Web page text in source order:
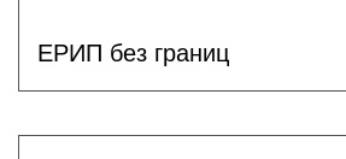
ЕРИП без границ